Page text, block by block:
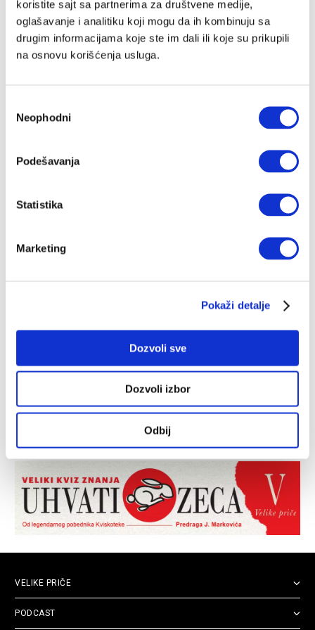
koristite sajt sa partnerima za društvene medije,
oglašavanje i analitiku koji mogu da ih kombinuju sa
drugim informacijama koje ste im dali ili koje su prikupili
na osnovu korišćenja usluga.
сагласности
Neophodni
Podešavanja
Statistika
Marketing
Pokaži detalje
Dozvoli sve
Dozvoli izbor
Odbij
Ogromnoj većini čovečanstva ništa loše se ne dešava
kada jede goveđe, jagnjeće, svinjsko ili drugo crveno
meso, međutim, posle uboda krpelja koji u svom
organizmu sadrži alfa-gal, situacija može da se promeni
ZORAN RADOVANOVIĆ
VELIKE PRIČE
PODCAST